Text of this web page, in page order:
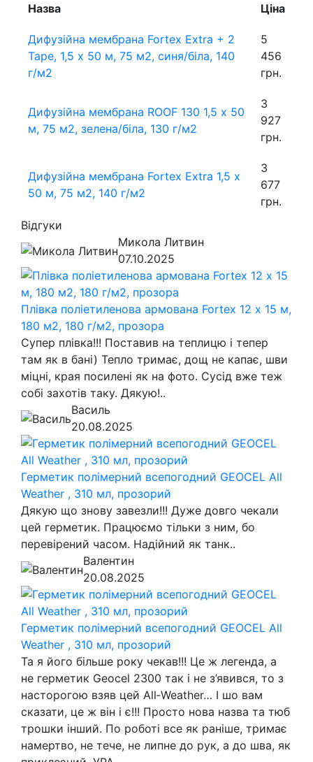
Назва Ціна
Дифузійна мембрана Fortex Extra + 2
Tape, 1,5 х 50 м, 75 м2, синя/біла, 140
г/м2
5
456
грн.
Дифузійна мембрана ROOF 130 1,5 х 50
м, 75 м2, зелена/біла, 130 г/м2
3
927
грн.
Дифузійна мембрана Fortex Extra 1,5 х
50 м, 75 м2, 140 г/м2
3
677
грн.
Відгуки
Микола Литвин
07.10.2025
Плівка поліетиленова армована Fortex 12 х 15 м,
180 м2, 180 г/м2, прозора
Супер плівка!!! Поставив на теплицю і тепер
там як в бані) Тепло тримає, дощ не капає, шви
міцні, края посилені як на фото. Сусід вже теж
собі захотів таку. Дякую!..
Василь
20.08.2025
Герметик полімерний всепогодний GEOCEL All
Weather , 310 мл, прозорий
Дякую що знову завезли!!! Дуже довго чекали
цей герметик. Працюємо тільки з ним, бо
перевірений часом. Надійний як танк..
Валентин
20.08.2025
Герметик полімерний всепогодний GEOCEL All
Weather , 310 мл, прозорий
Та я його більше року чекав!!! Це ж легенда, а
не герметик Geocel 2300 так і не з’явився, то з
насторогою взяв цей All‑Weather… І шо вам
сказати, це ж він і є!!! Просто нова назва та тюб
трошки інший. По роботі все як раніше, тримає
намертво, не тече, не липне до рук, а до шва, як